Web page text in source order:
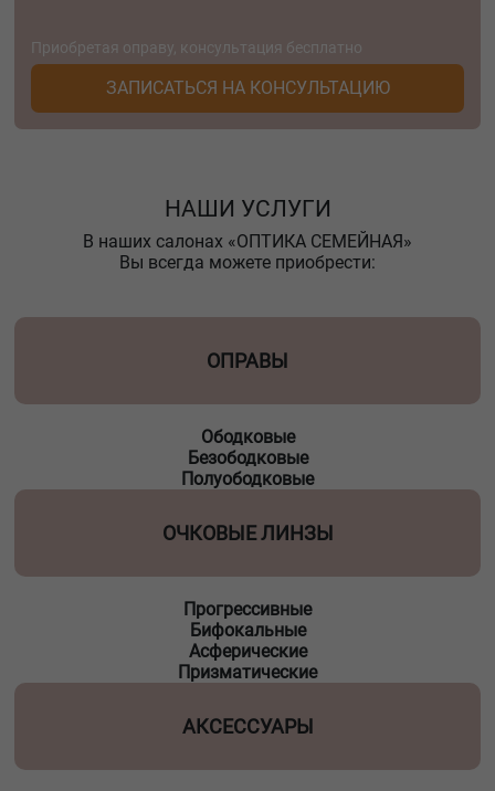
Приобретая оправу, консультация бесплатно
ЗАПИСАТЬСЯ НА КОНСУЛЬТАЦИЮ
НАШИ УСЛУГИ
В наших салонах «ОПТИКА СЕМЕЙНАЯ»
Вы всегда можете приобрести:
ОПРАВЫ
Ободковые
Безободковые
Полуободковые
ОЧКОВЫЕ ЛИНЗЫ
Прогрессивные
Бифокальные
Асферические
Призматические
АКСЕССУАРЫ